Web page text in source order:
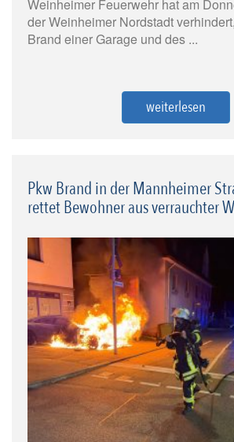
Weinheimer Feuerwehr hat am
der Weinheimer Nordstadt
Brand einer Garage und des ...
weiterlesen
Pkw Brand in der Mannheimer
rettet Bewohner aus verrauchter